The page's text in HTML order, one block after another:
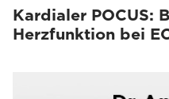
Kardialer POCUS:
Herzfunktion bei